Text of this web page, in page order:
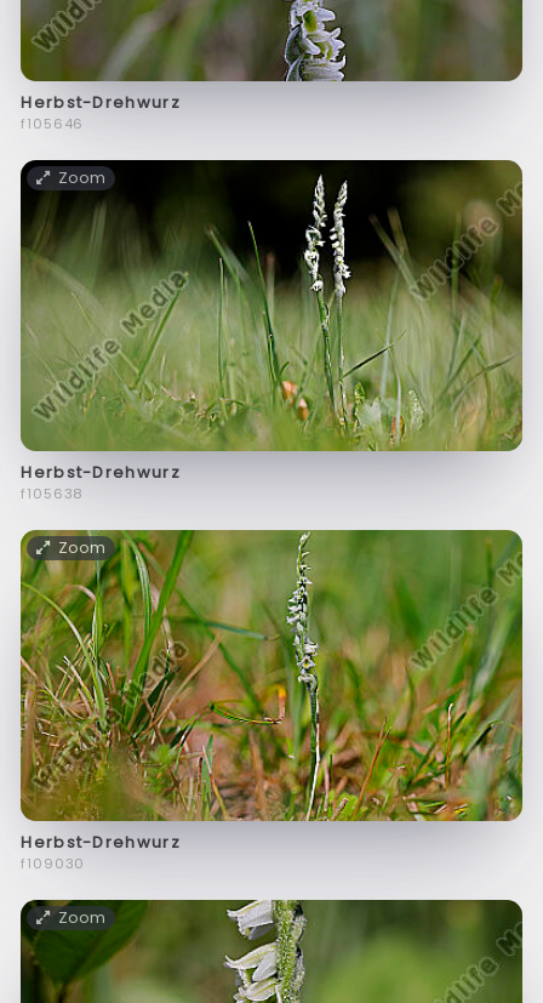
Herbst-Drehwurz
f105646
Zoom
Herbst-Drehwurz
f105638
Zoom
Herbst-Drehwurz
f109030
Zoom